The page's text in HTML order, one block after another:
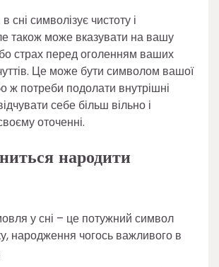
сні символізує чистоту і
також може вказувати на вашу
страх перед оголенням ваших
Це може бути символом вашої
ж потреби подолати внутрішні
себе більш вільно і
оточенні.
народити
у сні – це потужний символ
народження чогось важливого в